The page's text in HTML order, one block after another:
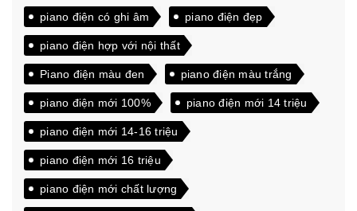
piano điện có ghi âm piano điện đẹp
piano điện hợp với nội thất
Piano điện màu đen piano điện màu trắng
piano điện mới 100% piano điện mới 14 triệu
piano điện mới 14-16 triệu
piano điện mới 16 triệu
piano điện mới chất lượng